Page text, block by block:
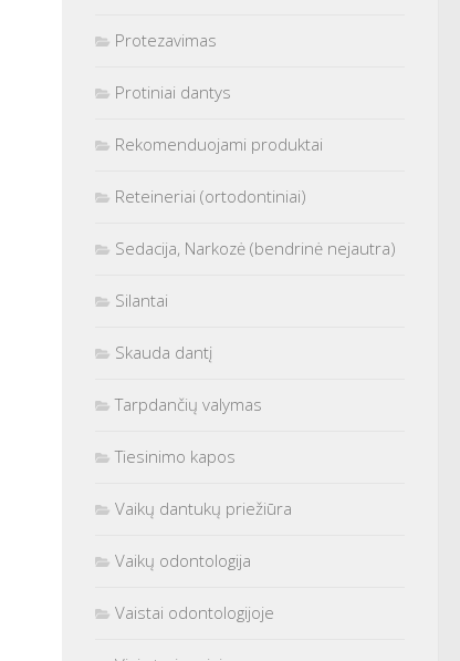
Protezavimas
Protiniai dantys
Rekomenduojami produktai
Reteineriai (ortodontiniai)
Sedacija, Narkozė (bendrinė nejautra)
Silantai
Skauda dantį
Tarpdančių valymas
Tiesinimo kapos
Vaikų dantukų priežiūra
Vaikų odontologija
Vaistai odontologijoje